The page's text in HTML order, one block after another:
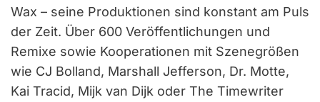
Wax – seine Produktionen sind konstant am Puls
der Zeit. Über 600 Veröffentlichungen und
Remixe sowie Kooperationen mit Szenegrößen
wie CJ Bolland, Marshall Jefferson, Dr. Motte,
Kai Tracid, Mijk van Dijk oder The Timewriter